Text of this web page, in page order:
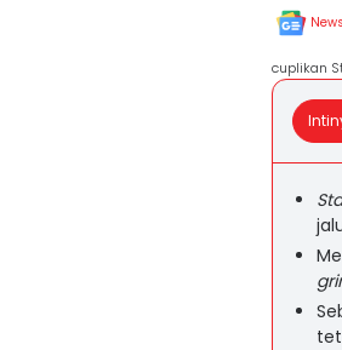
News
cuplikan